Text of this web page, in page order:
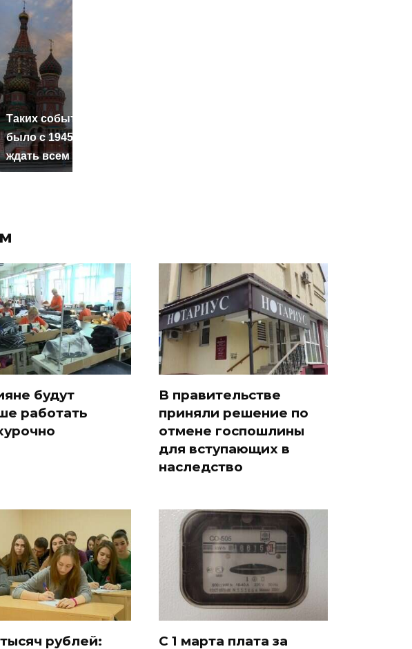
Таких событий не
было с 1945: чего
ждать всем нам?
будут
работать
В правительстве
приняли решение по
отмене госпошлины
для вступающих в
наследство
тысяч рублей: С 1 марта плата за